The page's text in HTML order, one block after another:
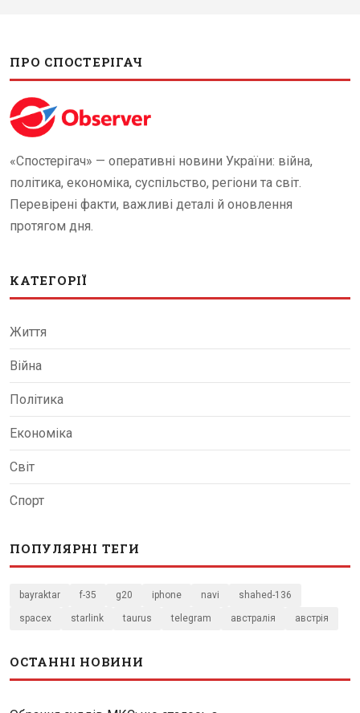
ПРО СПОСТЕРІГАЧ
«Спостерігач» — оперативні новини України: війна,
політика, економіка, суспільство, регіони та світ.
Перевірені факти, важливі деталі й оновлення
протягом дня.
КАТЕГОРІЇ
Життя
Війна
Політика
Економіка
Світ
Спорт
ПОПУЛЯРНІ ТЕГИ
bayraktar f-35 g20 iphone navi shahed-136
spacex starlink taurus telegram австралія австрія
ОСТАННІ НОВИНИ